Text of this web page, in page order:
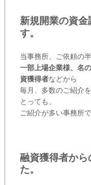
新規開業の資
す。
当事務所、ご依頼の
一部上場企業様、名
資獲得者などから
毎月、多数のご紹介
とっても、
ご紹介が多い事務所で
融資獲得者か
た。